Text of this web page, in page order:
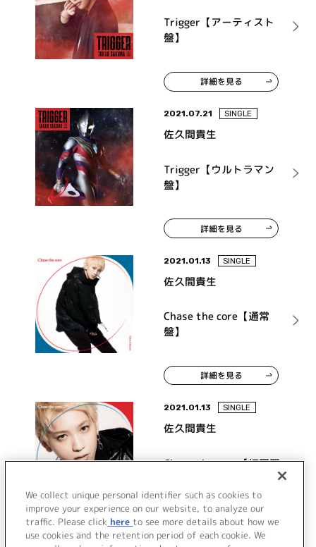
Trigger【アーティスト
盤】
詳細を見る
2021.07.21 SINGLE
佐久間貴生
Trigger【ウルトラマン
盤】
詳細を見る
2021.01.13 SINGLE
佐久間貴生
Chase the core【通常
盤】
詳細を見る
2021.01.13 SINGLE
佐久間貴生
Chase the core【初回限
詳細を見る
We collect unique personal identifier such as cookies to
improve your experience on our website, to analyze our
traffic. Please click here to see more details about how we
use cookies and the retention period of each cookie. We